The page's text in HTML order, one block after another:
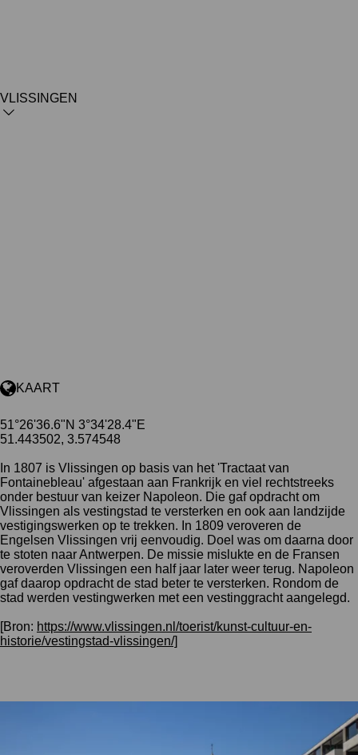
VLISSINGEN
KAART
51°26'36.6"N 3°34'28.4"E
51.443502, 3.574548
In 1807 is Vlissingen op basis van het 'Tractaat van
Fontainebleau' afgestaan aan Frankrijk en viel rechtstreeks
onder bestuur van keizer Napoleon. Die gaf opdracht om
Vlissingen als vestingstad te versterken en ook aan landzijde
vestigingswerken op te trekken. In 1809 veroveren de
Engelsen Vlissingen vrij eenvoudig. Doel was om daarna door
te stoten naar Antwerpen. De missie mislukte en de Fransen
veroverden Vlissingen een half jaar later weer terug. Napoleon
gaf daarop opdracht de stad beter te versterken. Rondom de
stad werden vestingwerken met een vestinggracht aangelegd.
[Bron: https://www.vlissingen.nl/toerist/kunst-cultuur-en-
historie/vestingstad-vlissingen/]